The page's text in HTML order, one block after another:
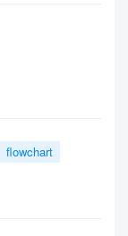
flowchart